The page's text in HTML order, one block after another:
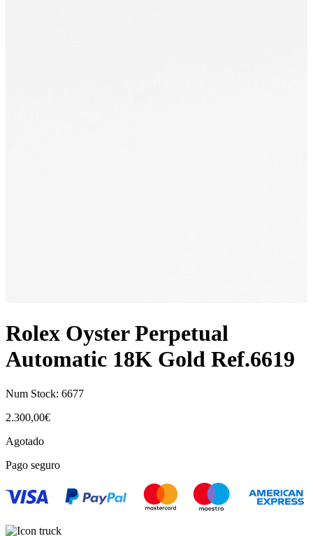
Rolex Oyster Perpetual
Automatic 18K Gold Ref.6619
Num Stock: 6677
2.300,00€
Agotado
Pago seguro